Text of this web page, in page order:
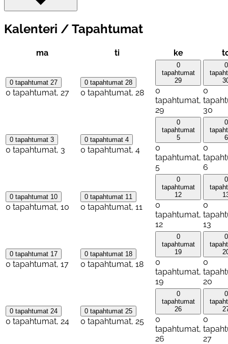
Kalenteri / Tapahtumat
mamaanantai titiistai kekeskiviikko
0 tapahtumat 27
0 tapahtumat, 27
0 tapahtumat 28
0 tapahtumat, 28
0
tapahtumat
29
0
tapahtumat,
29
0
0
30
0 tapahtumat 3
0 tapahtumat, 3
0 tapahtumat 4
0 tapahtumat, 4
0
tapahtumat
5
0
tapahtumat,
5
0
6
0
6
0 tapahtumat 10
0 tapahtumat, 10
0 tapahtumat 11
0 tapahtumat, 11
0
tapahtumat
12
0
tapahtumat,
12
0
0
13
0 tapahtumat 17
0 tapahtumat, 17
0 tapahtumat 18
0 tapahtumat, 18
0
tapahtumat
19
0
tapahtumat,
19
0
0
20
0 tapahtumat 24
0 tapahtumat, 24
0 tapahtumat 25
0 tapahtumat, 25
0
tapahtumat
26
0
tapahtumat,
26
0
0
27